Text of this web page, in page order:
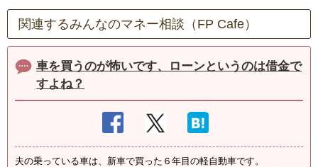
関連するみんなのマネー相談（FP Cafe）
車を買うのが怖いです、ローンというのは借金で
すよね？
夫の乗っている車は、新車で買った６年目の軽自動車です。